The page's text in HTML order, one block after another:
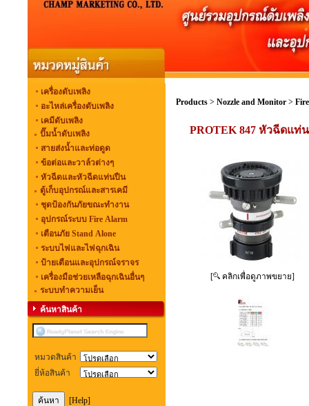
เครื่องดับเพลิง
อะไหล่เครื่องดับเพลิง
เคมีดับเพลิง
ปั๊มน้ำดับเพลิง
สายส่งน้ำและท่อดูด
ข้อต่อและวาล์วต่างๆ
หัวฉีดและหัวฉีดแท่นปืน
ตู้เก็บอุปกรณ์และสารเคมี
ชุดป้องกันภัยขณะทำงาน
อุปกรณ์ระบบ Fire Alarm
เตือนภัย Stand Alone
ระบบไฟและไฟฉุกเฉิน
ป้ายเตือนและอุปกรณ์จราจร
เครื่องมือช่วยเหลือฉุกเฉินอื่นๆ
ระบบทำความเย็น
ค้นหาสินค้า
หมวดสินค้า
ยี่ห้อสินค้า
[Help]
Products > Nozzle and Monitor >
PROTEK 847 หัวฉีดแ
[ คลิกเพื่อดูภาพขยาย]